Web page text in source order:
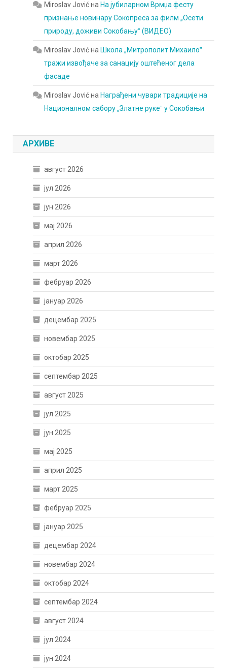
Miroslav Jovićна На јубиларном Врмџа фесту
признање новинару Сокопреса за филм „Осети
природу, доживи Сокобањуˮ (ВИДЕО)
Miroslav Jovićна Школа „Митрополит Михаилоˮ
тражи извођаче за санацију оштећеног дела
фасаде
Miroslav Jovićна Награђени чувари традиције на
Националном сабору „Златне рукеˮ у Сокобањи
АРХИВЕ
август 2026
јул 2026
јун 2026
мај 2026
април 2026
март 2026
фебруар 2026
јануар 2026
децембар 2025
новембар 2025
октобар 2025
септембар 2025
август 2025
јул 2025
јун 2025
мај 2025
април 2025
март 2025
фебруар 2025
јануар 2025
децембар 2024
новембар 2024
октобар 2024
септембар 2024
август 2024
јул 2024
јун 2024